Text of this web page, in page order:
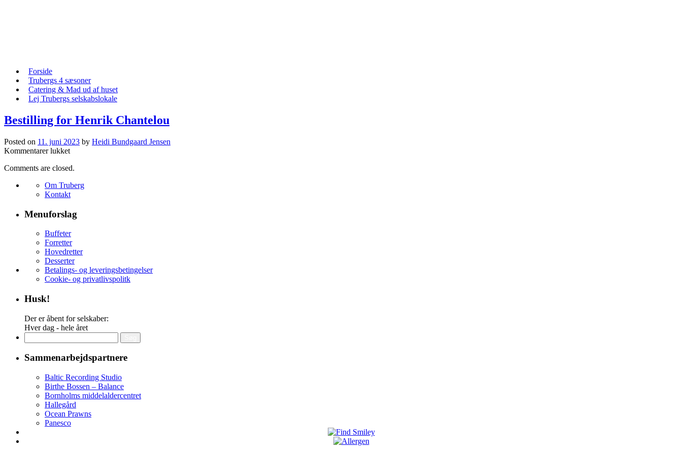
Skip
content
Forside
Trubergs 4 sæsoner
Catering & Mad ud af huset
Lej Trubergs selskabslokale
Bestilling for Henrik Chantelou
Posted on 11. juni 2023 by Heidi Bundgaard Jensen
Kommentarer lukkettil
for
Chantelou
Comments are closed.
Om Truberg
Kontakt
Menuforslag
Buffeter
Forretter
Hovedretter
Desserter
Betalings- og leveringsbetingelser
Cookie- og privatlivspolitk
Husk!
Der er åbent for selskaber:
Hver dag - hele året
efter:
Sammenarbejdspartnere
Baltic Recording Studio
Birthe Bossen – Balance
Bornholms middelaldercentret
Hallegård
Ocean Prawns
Panesco